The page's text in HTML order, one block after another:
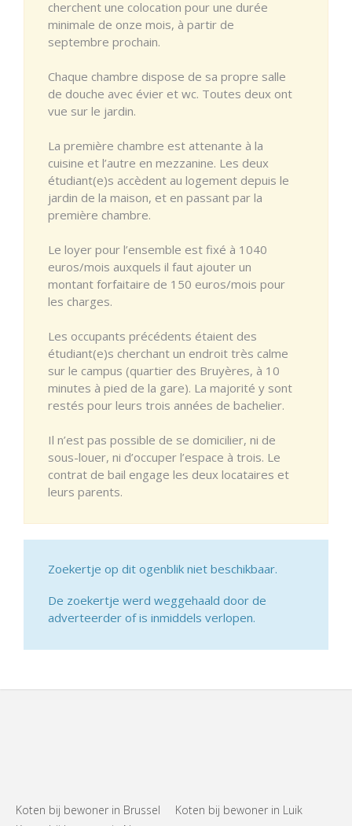
cherchent une colocation pour une durée
minimale de onze mois, à partir de
septembre prochain.
Chaque chambre dispose de sa propre salle
de douche avec évier et wc. Toutes deux ont
vue sur le jardin.
La première chambre est attenante à la
cuisine et l’autre en mezzanine. Les deux
étudiant(e)s accèdent au logement depuis le
jardin de la maison, et en passant par la
première chambre.
Le loyer pour l’ensemble est fixé à 1040
euros/mois auxquels il faut ajouter un
montant forfaitaire de 150 euros/mois pour
les charges.
Les occupants précédents étaient des
étudiant(e)s cherchant un endroit très calme
sur le campus (quartier des Bruyères, à 10
minutes à pied de la gare). La majorité y sont
restés pour leurs trois années de bachelier.
Il n’est pas possible de se domicilier, ni de
sous-louer, ni d’occuper l’espace à trois. Le
contrat de bail engage les deux locataires et
leurs parents.
Zoekertje op dit ogenblik niet beschikbaar.
De zoekertje werd weggehaald door de
adverteerder of is inmiddels verlopen.
Koten bij bewoner in Brussel
Koten bij bewoner in Luik